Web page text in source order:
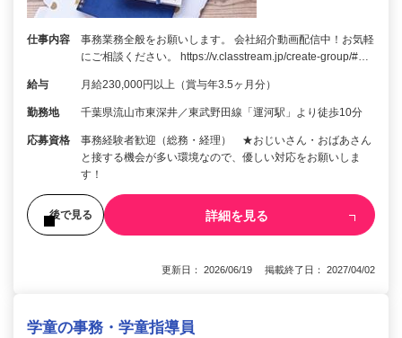
仕事内容
事務業務全般をお願いします。 会社紹介動画配信中！お気軽
にご相談ください。 https://v.classtream.jp/create-group/#…
給与 月給230,000円以上（賞与年3.5ヶ月分）
勤務地 千葉県流山市東深井／東武野田線「運河駅」より徒歩10分
応募資格
事務経験者歓迎（総務・経理） ★おじいさん・おばあさん
と接する機会が多い環境なので、優しい対応をお願いしま
す！
後で見る 詳細を見る
更新日： 2026/06/19 掲載終了日： 2027/04/02
学童の事務・学童指導員